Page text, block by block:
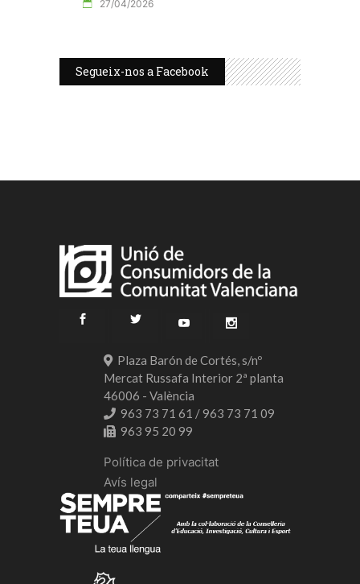
27/04/2026
Segueix-nos a Facebook
Plaza Barón de Cortés, s/nº
Mercat Russafa Interior 2ª planta
46006 - València
963 73 71 61 / 963 73 71 09
963 95 20 99
Política de privacitat
Avís legal